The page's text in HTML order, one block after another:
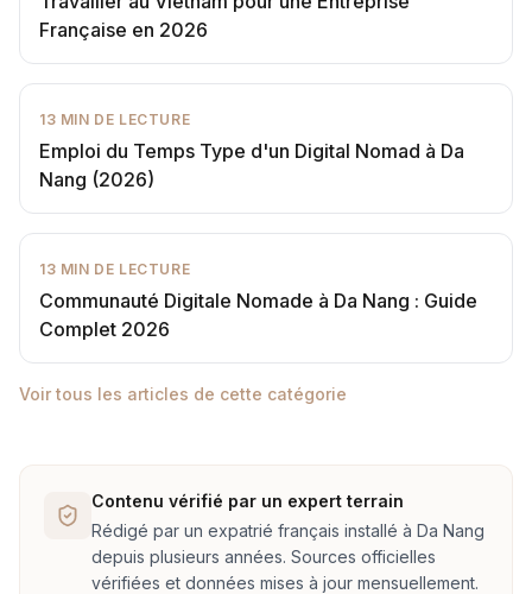
Française en 2026
13 MIN DE LECTURE
Emploi du Temps Type d'un Digital Nomad à Da
Nang (2026)
13 MIN DE LECTURE
Communauté Digitale Nomade à Da Nang : Guide
Complet 2026
Voir tous les articles de cette catégorie
Contenu vérifié par un expert terrain
Rédigé par un expatrié français installé à Da Nang
depuis plusieurs années. Sources officielles
vérifiées et données mises à jour mensuellement.